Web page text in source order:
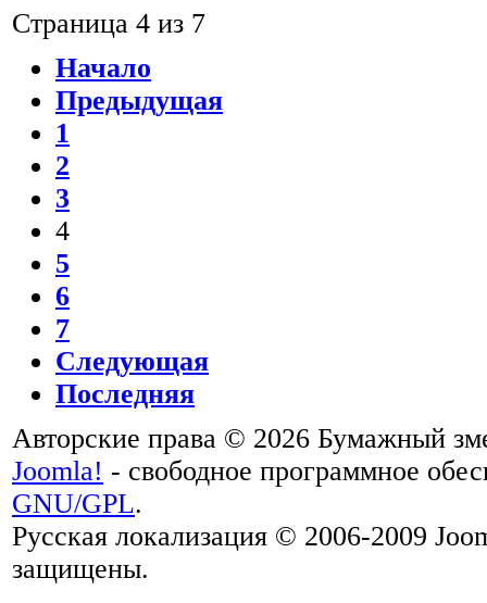
Страница 4 из 7
Начало
Предыдущая
1
2
3
4
5
6
7
Следующая
Последняя
Авторские права © 2026 Бумажный
Joomla! - свободное программное
GNU/GPL.
Русская локализация © 2006-2009
защищены.